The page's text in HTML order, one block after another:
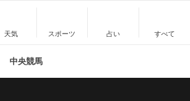
天気 スポーツ 占い すべて
中央競馬